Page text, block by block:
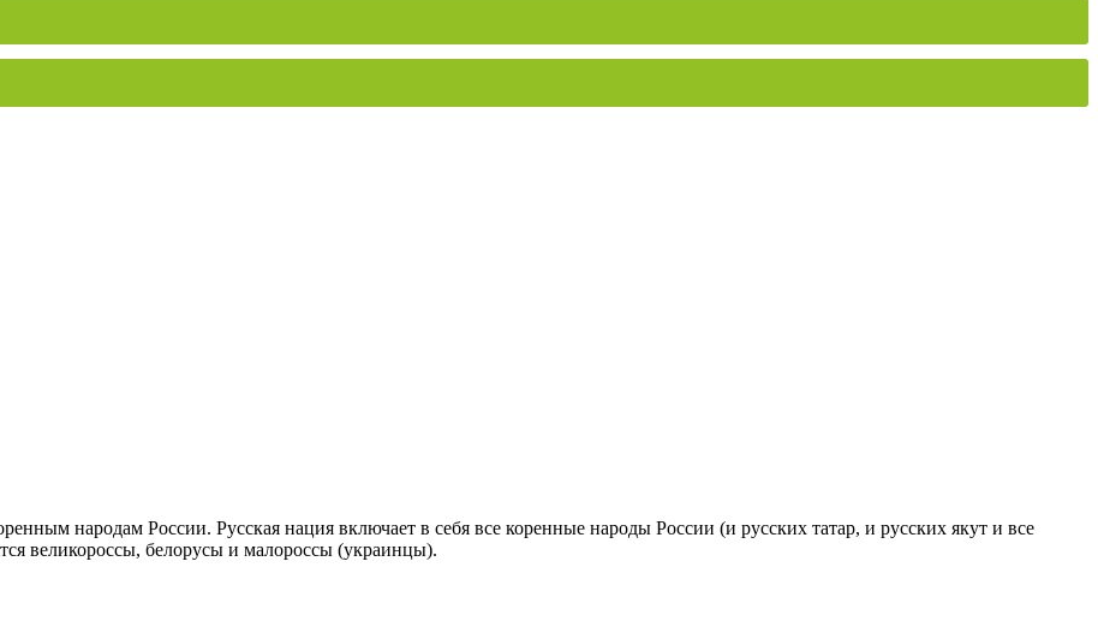
народам России. Русская нация включает в себя все коренные народы России (и русских татар, и русских якут и все
великороссы, белорусы и малороссы (украинцы).